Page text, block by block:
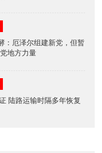
：厄泽尔组建新党，但暂
地方力量
陆路运输时隔多年恢复